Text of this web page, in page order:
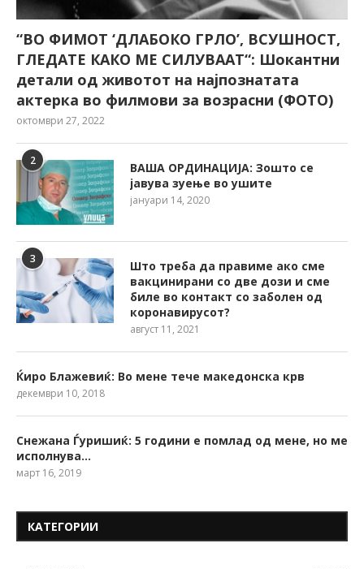
“ВО ФИМОТ ‘ДЛАБОКО ГРЛО’, ВСУШНОСТ,
ГЛЕДАТЕ КАКО МЕ СИЛУВААТ“: Шокантни
детали од животот на најпознатата
актерка во филмови за возрасни (ФОТО)
октомври 27, 2022
2
ВАША ОРДИНАЦИЈА: Зошто се
јавува зуење во ушите
јануари 14, 2020
3
Што треба да правиме ако сме
вакцинирани со две дози и сме
биле во контакт со заболен од
коронавирусот?
август 11, 2021
Ќиро Блажевиќ: Во мене тече македонска крв
декември 10, 2018
Снежана Ѓуришиќ: 5 години е помлад од мене, но ме
исполнува…
март 16, 2019
КАТЕГОРИИ